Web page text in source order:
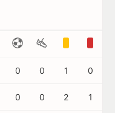
0 0 1 0
0 0 2 1